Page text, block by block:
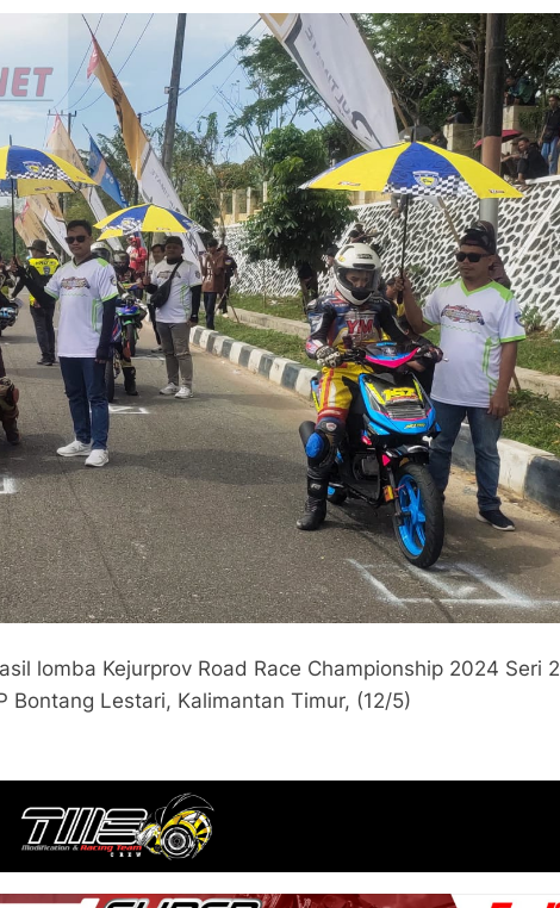
lomba Kejurprov Road Race Championship 2024 Seri 2
Lestari, Kalimantan Timur, (12/5)